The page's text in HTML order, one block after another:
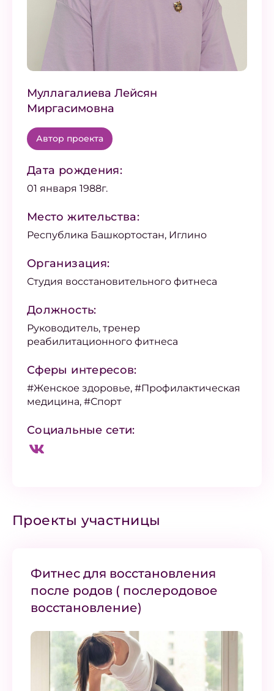
Муллагалиева Лейсян
Миргасимовна
Автор проекта
Дата рождения:
01 января 1988г.
Место жительства:
Республика Башкортостан, Иглино
Организация:
Студия восстановительного фитнеса
Должность:
Руководитель, тренер
реабилитационного фитнеса
Сферы интересов:
#Женское здоровье, #Профилактическая
медицина, #Спорт
Социальные сети:
Проекты участницы
Фитнес для восстановления
после родов ( послеродовое
восстановление)